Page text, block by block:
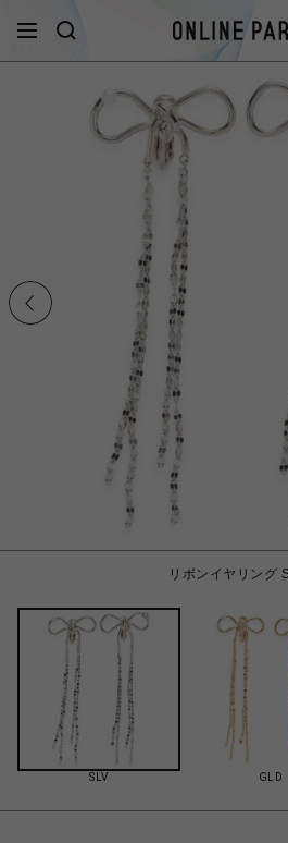
リボンイヤリング
SLV GLD